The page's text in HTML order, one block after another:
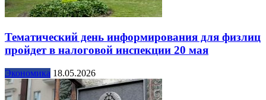
Тематический день информирования для физлиц
пройдет в налоговой инспекции 20 мая
Экономика 18.05.2026